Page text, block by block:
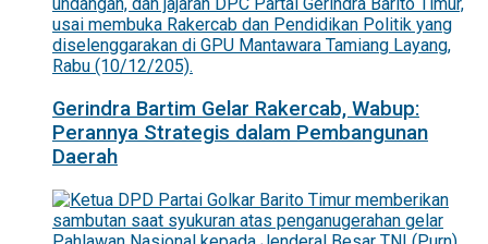
Gerindra Bartim Gelar Rakercab, Wabup:
Perannya Strategis dalam Pembangunan
Daerah